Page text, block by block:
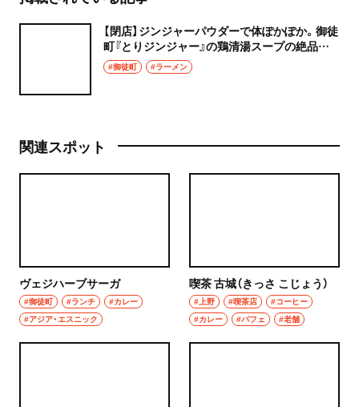
【閉店】ジンジャーパウダーで体ぽかぽか。御徒
町『とりジンジャー』の鶏清湯スープの絶品ラ
ーメン！
#御徒町 #ラーメン
関連スポット
ヴェジハーブサーガ
#御徒町 #ランチ
#カレー
#アジア・エスニック
喫茶 古城（きっさ こじょう）
#上野 #喫茶店
#コーヒー
#カレー
#パフェ #老舗